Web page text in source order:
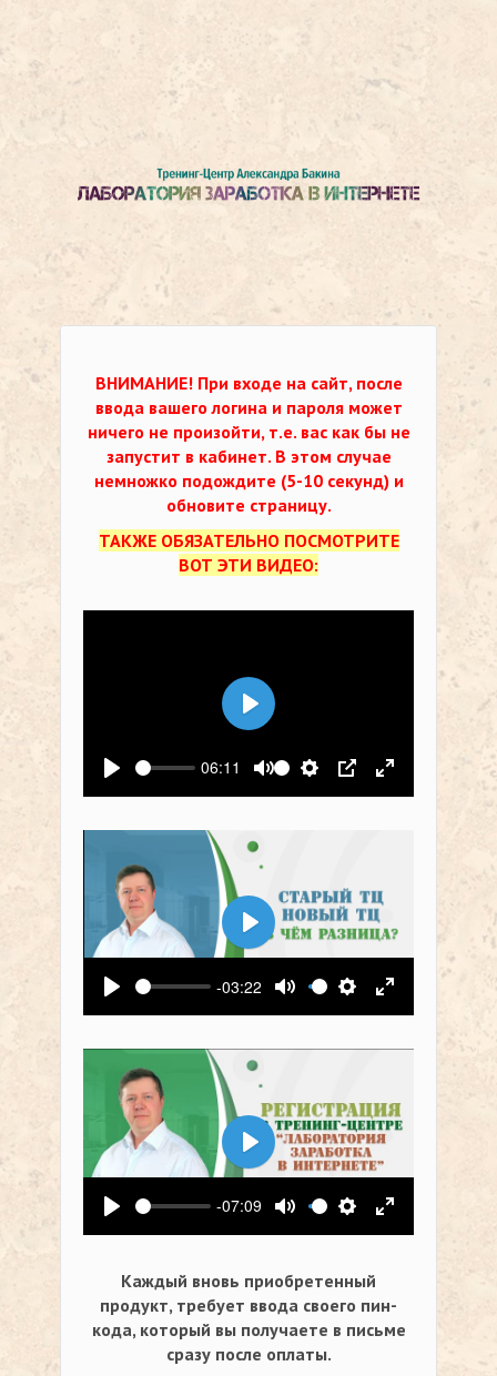
ВНИМАНИЕ! При входе на сайт, после
ввода вашего логина и пароля может
ничего не произойти, т.е. вас как бы не
запустит в кабинет. В этом случае
немножко подождите (5-10 секунд) и
обновите страницу.
ТАКЖЕ ОБЯЗАТЕЛЬНО ПОСМОТРИТЕ
ВОТ ЭТИ ВИДЕО:
Воспроизвести
06:11
Выключить звук
Настройки
PIP На весь
Воспроизвести
Воспроизвести
-03:22
Выключить звук
Настройки
На весь
Воспроизвести
Воспроизвести
-07:09
Выключить звук
Настройки
На весь
Воспроизвести
Каждый вновь приобретенный
продукт, требует ввода своего пин-
кода, который вы получаете в письме
сразу после оплаты.